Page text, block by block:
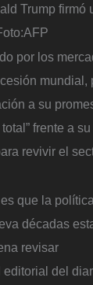
Trump firmó
AFP
por los
mundial,
a su
frente a
revivir el
que la
décadas
revisar
del